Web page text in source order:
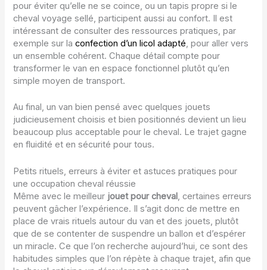
pour éviter qu’elle ne se coince, ou un tapis propre si le
cheval voyage sellé, participent aussi au confort. Il est
intéressant de consulter des ressources pratiques, par
exemple sur laconfection d’un licol adapté, pour aller vers
un ensemble cohérent. Chaque détail compte pour
transformer le van en espace fonctionnel plutôt qu’en
simple moyen de transport.
Au final, un van bien pensé avec quelques jouets
judicieusement choisis et bien positionnés devient un lieu
beaucoup plus acceptable pour le cheval. Le trajet gagne
en fluidité et en sécurité pour tous.
Petits rituels, erreurs à éviter et astuces pratiques pour
une occupation cheval réussie
Même avec le meilleur jouet pour cheval, certaines erreurs
peuvent gâcher l’expérience. Il s’agit donc de mettre en
place de vrais rituels autour du van et des jouets, plutôt
que de se contenter de suspendre un ballon et d’espérer
un miracle. Ce que l’on recherche aujourd’hui, ce sont des
habitudes simples que l’on répète à chaque trajet, afin que